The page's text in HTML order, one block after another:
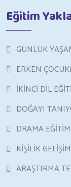
Eğitim
GÜNLÜK
ERKEN
İKİNCİ DİL
DOĞAYI
DRAMA
KİŞİLİK
ARAŞTIRMA